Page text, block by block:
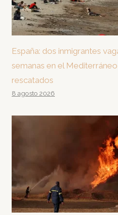
España: dos inmigrantes
semanas en el
rescatados
8 agosto 2026